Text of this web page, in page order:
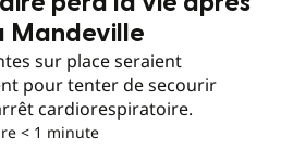
Mandeville
sur place seraient
pour tenter de secourir
cardiorespiratoire.
< 1 minute